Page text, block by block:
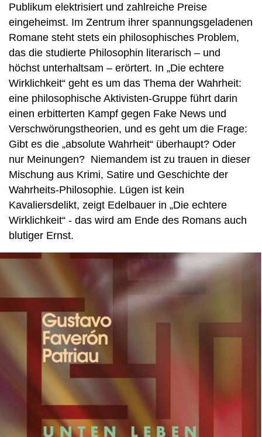
Publikum elektrisiert und zahlreiche Preise
eingeheimst. Im Zentrum ihrer spannungsgeladenen
Romane steht stets ein philosophisches Problem,
das die studierte Philosophin literarisch – und
höchst unterhaltsam – erörtert. In „Die echtere
Wirklichkeit“ geht es um das Thema der Wahrheit:
eine philosophische Aktivisten-Gruppe führt darin
einen erbitterten Kampf gegen Fake News und
Verschwörungstheorien, und es geht um die Frage:
Gibt es die „absolute Wahrheit“ überhaupt? Oder
nur Meinungen? Niemandem ist zu trauen in dieser
Mischung aus Krimi, Satire und Geschichte der
Wahrheits-Philosophie. Lügen ist kein
Kavaliersdelikt, zeigt Edelbauer in „Die echtere
Wirklichkeit“ - das wird am Ende des Romans auch
blutiger Ernst.